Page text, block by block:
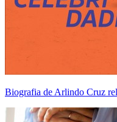
Biografia de Arlindo Cruz